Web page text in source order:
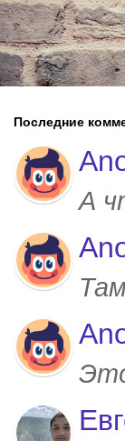
Последние
А